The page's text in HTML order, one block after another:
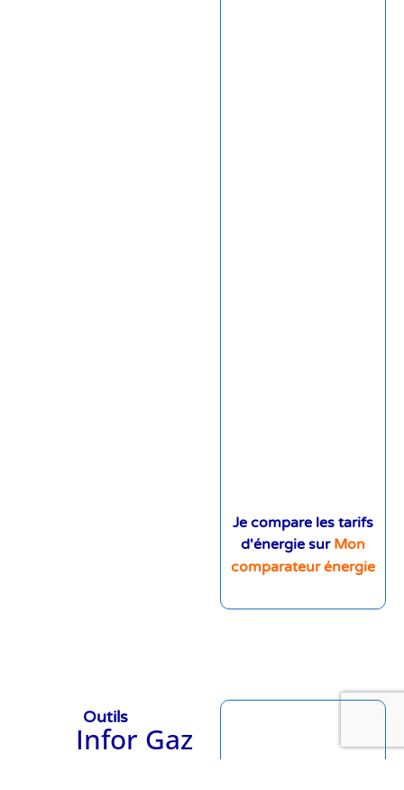
Je compare les tarifs
d'énergie sur Mon
comparateur énergie
Outils
Infor Gaz